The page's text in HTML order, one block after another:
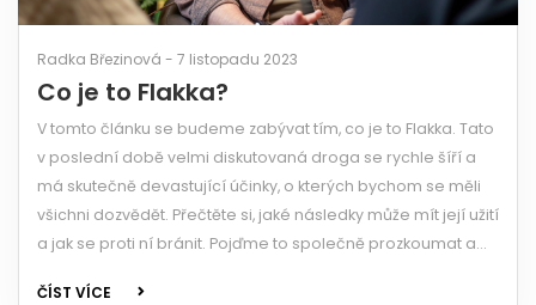
Radka Březinová - 7 listopadu 2023
Co je to Flakka?
V tomto článku se budeme zabývat tím, co je to Flakka. Tato
v poslední době velmi diskutovaná droga se rychle šíří a
má skutečně devastující účinky, o kterých bychom se měli
všichni dozvědět. Přečtěte si, jaké následky může mít její užití
a jak se proti ní bránit. Pojďme to společně prozkoumat a
ČÍST VÍCE